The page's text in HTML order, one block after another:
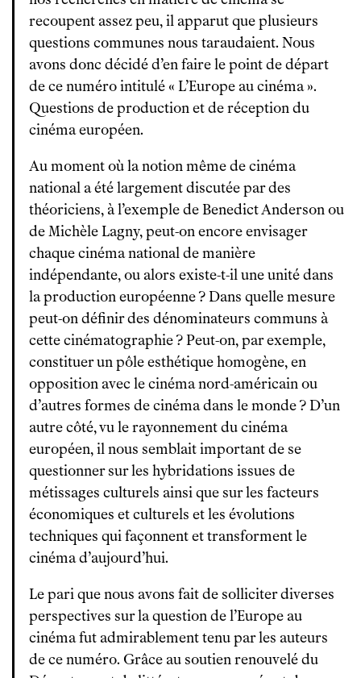
recoupent assez peu, il apparut que plusieurs
questions communes nous taraudaient. Nous
avons donc décidé d’en faire le point de départ
de ce numéro intitulé « L’Europe au cinéma ».
Questions de production et de réception du
cinéma européen.
Au moment où la notion même de cinéma
national a été largement discutée par des
théoriciens, à l’exemple de Benedict Anderson ou
de Michèle Lagny, peut-on encore envisager
chaque cinéma national de manière
indépendante, ou alors existe-t-il une unité dans
la production européenne ? Dans quelle mesure
peut-on définir des dénominateurs communs à
cette cinématographie ? Peut-on, par exemple,
constituer un pôle esthétique homogène, en
opposition avec le cinéma nord-américain ou
d’autres formes de cinéma dans le monde ? D’un
autre côté, vu le rayonnement du cinéma
européen, il nous semblait important de se
questionner sur les hybridations issues de
métissages culturels ainsi que sur les facteurs
économiques et culturels et les évolutions
techniques qui façonnent et transforment le
cinéma d’aujourd’hui.
Le pari que nous avons fait de solliciter diverses
perspectives sur la question de l’Europe au
cinéma fut admirablement tenu par les auteurs
de ce numéro. Grâce au soutien renouvelé du